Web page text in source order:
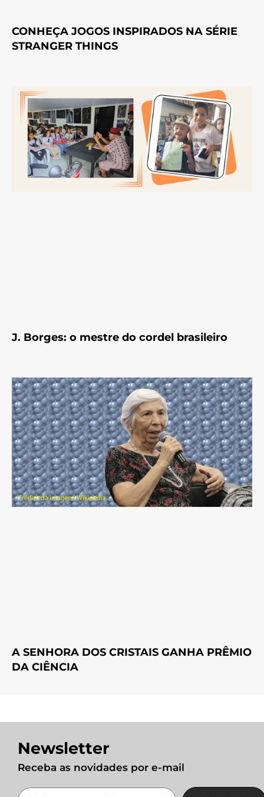
CONHEÇA JOGOS INSPIRADOS NA SÉRIE
STRANGER THINGS
J. Borges: o mestre do cordel brasileiro
A SENHORA DOS CRISTAIS GANHA PRÊMIO
DA CIÊNCIA
Newsletter
Receba as novidades por e-mail